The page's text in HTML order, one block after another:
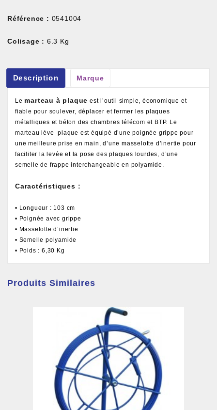
Référence : 0541004
Colisage : 6.3 Kg
Description Marque
Le marteau à plaque est l’outil simple, économique et
fiable pour soulever, déplacer et fermer les plaques
métalliques et béton des chambres télécom et BTP. Le
marteau lève plaque est équipé d’une poignée grippe pour
une meilleure prise en main, d’une masselotte d’inertie pour
faciliter la levée et la pose des plaques lourdes, d’une
semelle de frappe interchangeable en polyamide.
Caractéristiques :
• Longueur : 103 cm
• Poignée avec grippe
• Masselotte d’inertie
• Semelle polyamide
• Poids : 6,30 Kg
Produits Similaires